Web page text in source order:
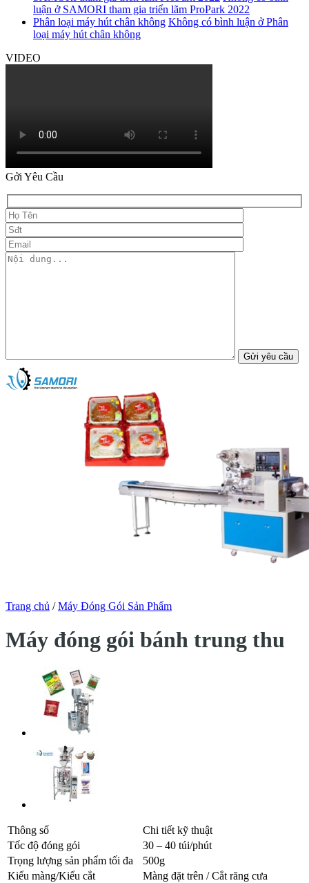
luận ở SAMORI tham gia triển lãm ProPark 2022
Phân loại máy hút chân không Không có bình luận ở Phân
loại máy hút chân không
VIDEO
Gởi Yêu Cầu
Trang chủ / Máy Đóng Gói Sản Phẩm
Máy đóng gói bánh trung thu
Thông số
Chi tiết kỹ thuật
Tốc độ đóng gói
30 – 40 túi/phút
Trọng lượng sản phẩm tối đa
500g
Kiểu màng/Kiểu cắt
Màng đặt trên / Cắt răng cưa